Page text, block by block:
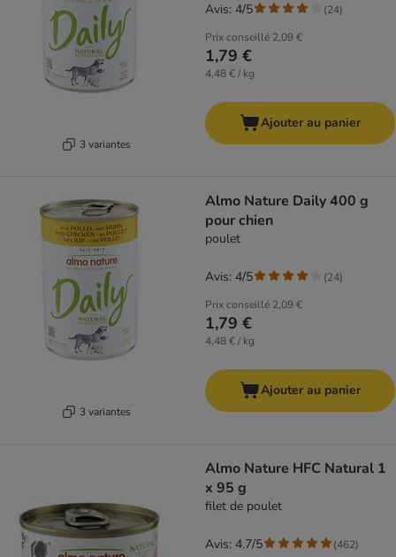
3 variantes
Prix conseillé 2,09 €
1,79 €
4,48 € / kg
Avis: 4/5 (24)
Ajouter au panier
3 variantes
Almo Nature Daily 400 g
pour chien
poulet
Prix conseillé 2,09 €
1,79 €
4,48 € / kg
Avis: 4/5 (24)
Ajouter au panier
Almo Nature HFC Natural 1
x 95 g
filet de poulet
Avis: 4.7/5 (462)